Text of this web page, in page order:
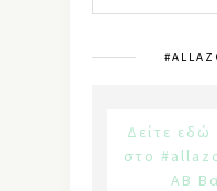
Δείτε εδώ
στο
ΑΒ